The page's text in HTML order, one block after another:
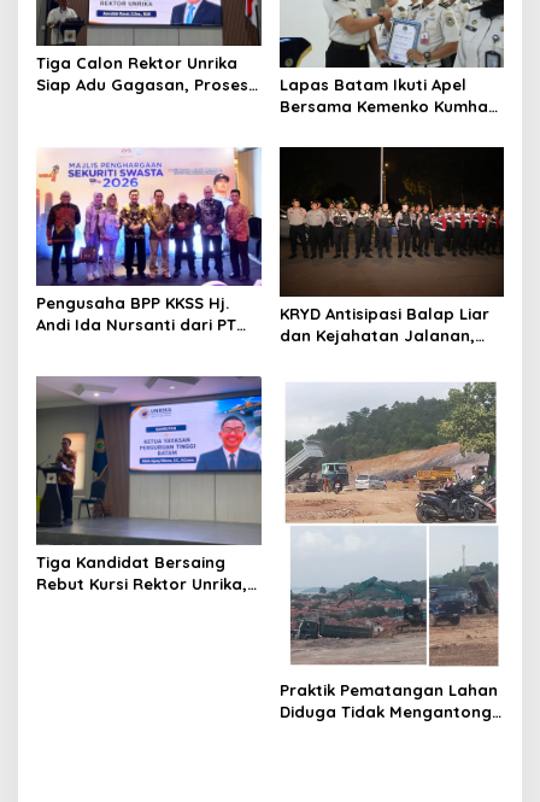
Tiga Calon Rektor Unrika
Siap Adu Gagasan, Proses
Lapas Batam Ikuti Apel
Bersama Kemenko Kumham
dengan Penyerahan
Penghargaan Pegawai
Pengusaha BPP KKSS Hj.
Andi Ida Nursanti dari PT
Swasta PIKM 2026 di Kuala
Lumpur
KRYD Antisipasi Balap Liar
dan Kejahatan Jalanan,
Personel Gabungan di Kota
Tiga Kandidat Bersaing
Rebut Kursi Rektor Unrika,
Praktik Pematangan Lahan
Diduga Tidak Mengantongi